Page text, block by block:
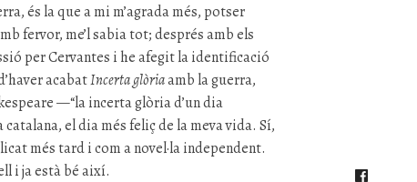
és la que a mi m’agrada més, potser
fervor, me’l sabia tot; després amb els
per Cervantes i he afegit la identificació
acabatIncerta glòriaamb la guerra,
—“la incerta glòria d’un dia
el dia més feliç de la meva vida. Sí,
més tard i com a novel·la independent.
i ja està bé així.